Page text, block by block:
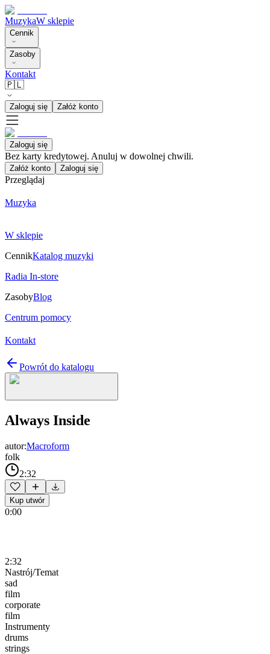
MuzykaW sklepie
Cennik
Zasoby
Kontakt
🇵🇱
Zaloguj się Załóż konto
Zaloguj się
Bez karty kredytowej. Anuluj w dowolnej chwili.
Załóż konto Zaloguj się
Przeglądaj
Muzyka
W sklepie
CennikKatalog muzyki
Radia In-store
ZasobyBlog
Centrum pomocy
Kontakt
Powrót do katalogu
Always Inside
autor:Macroform
folk
2:32
Kup utwór
0:00
2:32
Nastrój/Temat
sad
film
corporate
film
Instrumenty
drums
strings